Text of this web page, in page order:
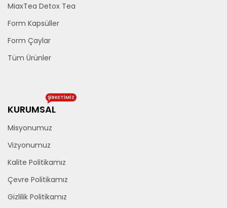
MiaxTea Detox Tea
Form Kapsüller
Form Çaylar
Tüm Ürünler
KURUMSAL
ŞIRKETIMIZ
Misyonumuz
Vizyonumuz
Kalite Politikamız
Çevre Politikamız
Gizlilik Politikamız